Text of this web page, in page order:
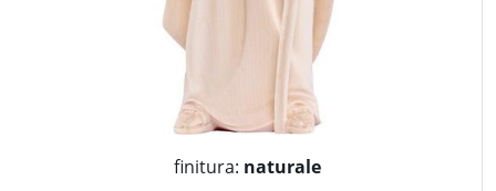
finitura: naturale